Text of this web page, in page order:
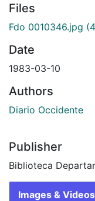
Files
Fdo 0010346.jpg
Date
1983-03-10
Authors
Diario Occidente
Publisher
Biblioteca
Images & Videos